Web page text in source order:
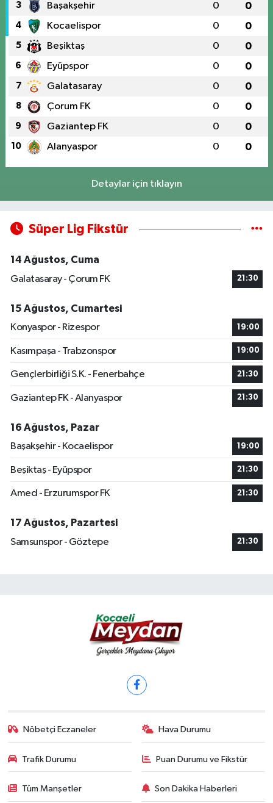
3 Başakşehir 0 0
4 Kocaelispor 0 0
5 Beşiktaş 0 0
6 Eyüpspor 0 0
7 Galatasaray 0 0
8 Çorum FK 0 0
9 Gaziantep FK 0 0
10 Alanyaspor 0 0
Detaylar için tıklayın
Süper Lig Fikstür
14 Ağustos, Cuma
Galatasaray - Çorum FK
21:30
15 Ağustos, Cumartesi
Konyaspor - Rizespor
19:00
Kasımpaşa - Trabzonspor 19:00
Gençlerbirliği S.K. - Fenerbahçe 21:30
Gaziantep FK - Alanyaspor 21:30
16 Ağustos, Pazar
Başakşehir - Kocaelispor
19:00
Beşiktaş - Eyüpspor 21:30
Amed - Erzurumspor FK 21:30
17 Ağustos, Pazartesi
Samsunspor - Göztepe
21:30
Nöbetçi Eczaneler Hava Durumu
Trafik Durumu Puan Durumu ve Fikstür
Tüm Manşetler Son Dakika Haberleri